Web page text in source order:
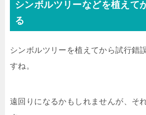
シンボルツリーなどを植えて
る
シンボルツリーを植えてから試行錯
すね。
遠回りになるかもしれませんが、そ